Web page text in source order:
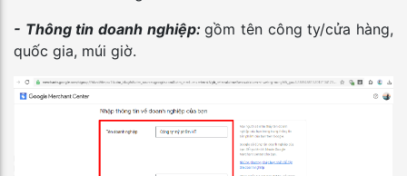
- Thông tin doanh nghiệp:gồm tên công ty/cửa hàng,
quốc gia, múi giờ.